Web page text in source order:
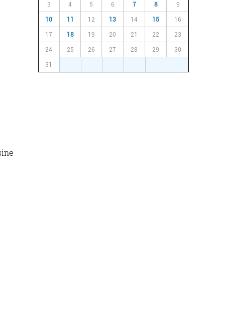
3 4 5 6 7 8 9
10 11 12 13 14 15 16
17 18 19 20 21 22 23
24 25 26 27 28 29 30
31